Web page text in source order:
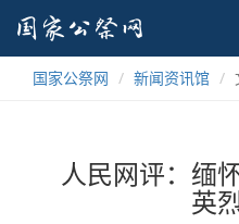
国家公祭网
新闻资讯馆
人民网评：缅
英